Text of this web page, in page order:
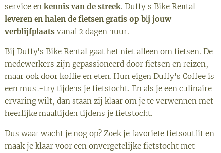
service en kennis van de streek. Duffy's Bike Rental
leveren en halen de fietsen gratis op bij jouw
verblijfplaats vanaf 2 dagen huur.
Bij Duffy's Bike Rental gaat het niet alleen om fietsen. De
medewerkers zijn gepassioneerd door fietsen en reizen,
maar ook door koffie en eten. Hun eigen Duffy's Coffee is
een must-try tijdens je fietstocht. En als je een culinaire
ervaring wilt, dan staan zij klaar om je te verwennen met
heerlijke maaltijden tijdens je fietstocht.
Dus waar wacht je nog op? Zoek je favoriete fietsoutfit en
maak je klaar voor een onvergetelijke fietstocht met